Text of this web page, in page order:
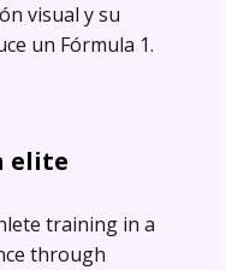
visual y su
un Fórmula 1.
elite
training in a
through